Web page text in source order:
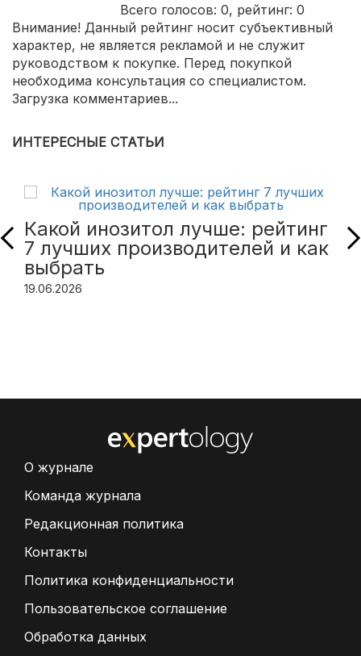
Всего голосов: 0, рейтинг: 0
Внимание! Данный рейтинг носит субъективный
характер, не является рекламой и не служит
руководством к покупке. Перед покупкой
необходима консультация со специалистом.
Загрузка комментариев...
ИНТЕРЕСНЫЕ СТАТЬИ
Какой инозитол лучше: рейтинг
7 лучших производителей и как
выбрать
19.06.2026
О журнале
Команда журнала
Редакционная политика
Контакты
Политика конфиденциальности
Пользовательское соглашение
Обработка данных